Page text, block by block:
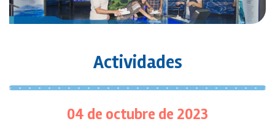
Actividades
04 de octubre de 2023